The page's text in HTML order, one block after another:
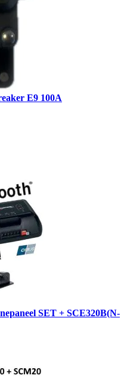
E9 100A
SET + SCE320B(N-